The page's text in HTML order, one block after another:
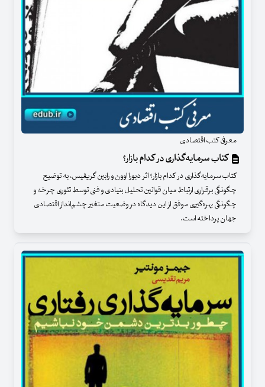
معرفی کتب اقتصادی
کتاب سرمایه‌گذاری در کدام بازار؟
کتاب سرمایه‌گذاری در کدام بازار؟ اثر دبورا اوون و رابین گریفیس، به توضیح
چگونگی برقراری ارتباط میان قوانین تحلیل بنیادی و فنی توسط تئوری چرخه و
چگونگی بهره‌گیری موفق از این دیدگاه در وضعیت متغیر چشم‌انداز اقتصادی
جهان پرداخته است.